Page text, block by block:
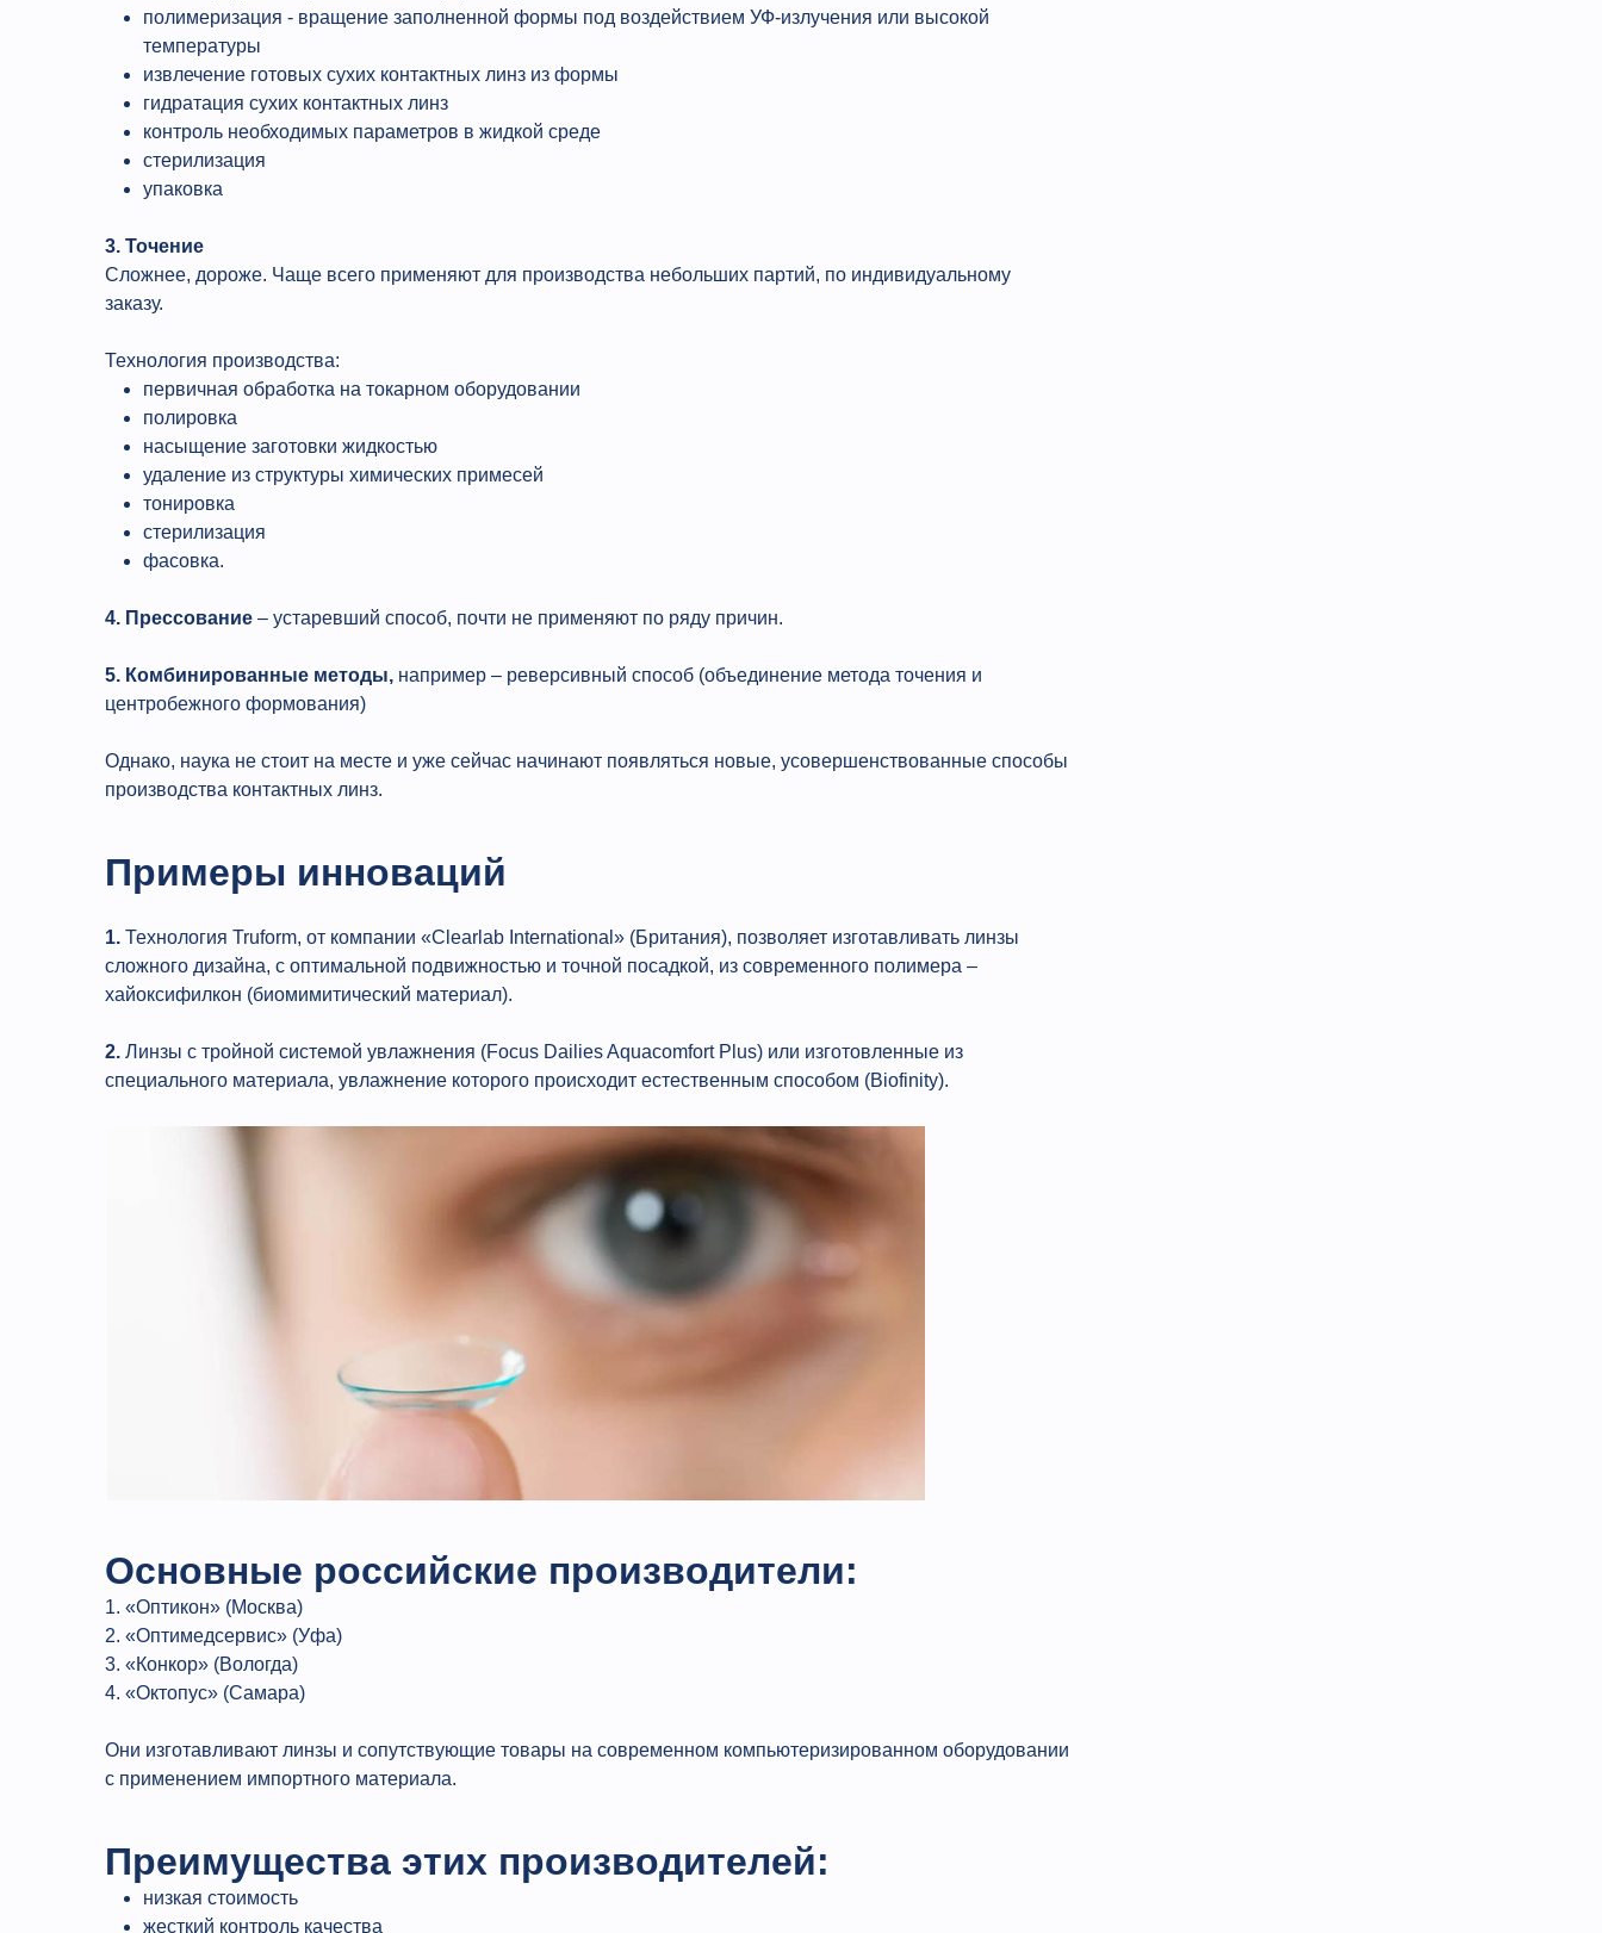
полимеризация - вращение заполненной формы под воздействием УФ-излучения или высокой
температуры
извлечение готовых сухих контактных линз из формы
гидратация сухих контактных линз
контроль необходимых параметров в жидкой среде
стерилизация
упаковка
3. Точение
Сложнее, дороже. Чаще всего применяют для производства небольших партий, по индивидуальному
заказу.
Технология производства:
первичная обработка на токарном оборудовании
полировка
насыщение заготовки жидкостью
удаление из структуры химических примесей
тонировка
стерилизация
фасовка.
4. Прессование – устаревший способ, почти не применяют по ряду причин.
5. Комбинированные методы, например – реверсивный способ (объединение метода точения и
центробежного формования)
Однако, наука не стоит на месте и уже сейчас начинают появляться новые, усовершенствованные способы
производства контактных линз.
Примеры инноваций
1. Технология Truform, от компании «Clearlab International» (Британия), позволяет изготавливать линзы
сложного дизайна, с оптимальной подвижностью и точной посадкой, из современного полимера –
хайоксифилкон (биомимитический материал).
2. Линзы с тройной системой увлажнения (Focus Dailies Aquacomfort Plus) или изготовленные из
специального материала, увлажнение которого происходит естественным способом (Biofinity).
Основные российские производители:
1. «Оптикон» (Москва)
2. «Оптимедсервис» (Уфа)
3. «Конкор» (Вологда)
4. «Октопус» (Самара)
Они изготавливают линзы и сопутствующие товары на современном компьютеризированном оборудовании
с применением импортного материала.
Преимущества этих производителей:
низкая стоимость
жесткий контроль качества